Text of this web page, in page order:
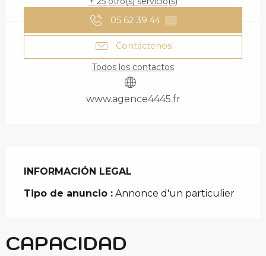
05 62 39 44 ▒▒
Contáctenos
Todos los contactos
www.agence4445.fr
INFORMACIÓN LEGAL
INFORMACIÓN LEGAL
Tipo de anuncio : Annonce d'un particulier
CAPACIDAD